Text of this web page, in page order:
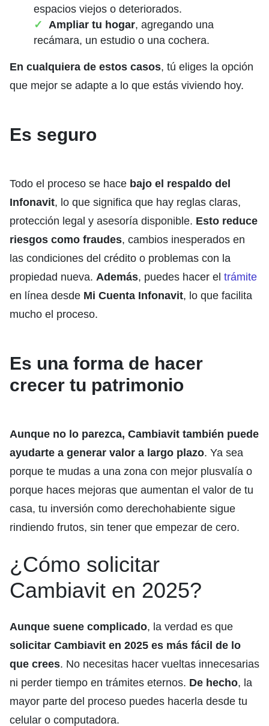
espacios viejos o deteriorados.
Ampliar tu hogar, agregando una
recámara, un estudio o una cochera.
En cualquiera de estos casos, tú eliges la opción
que mejor se adapte a lo que estás viviendo hoy.
Es seguro
Todo el proceso se hace bajo el respaldo del
Infonavit, lo que significa que hay reglas claras,
protección legal y asesoría disponible. Esto reduce
riesgos como fraudes, cambios inesperados en
las condiciones del crédito o problemas con la
propiedad nueva. Además, puedes hacer el trámite
en línea desde Mi Cuenta Infonavit, lo que facilita
mucho el proceso.
Es una forma de hacer
crecer tu patrimonio
Aunque no lo parezca, Cambiavit también puede
ayudarte a generar valor a largo plazo. Ya sea
porque te mudas a una zona con mejor plusvalía o
porque haces mejoras que aumentan el valor de tu
casa, tu inversión como derechohabiente sigue
rindiendo frutos, sin tener que empezar de cero.
¿Cómo solicitar
Cambiavit en 2025?
Aunque suene complicado, la verdad es que
solicitar Cambiavit en 2025 es más fácil de lo
que crees. No necesitas hacer vueltas innecesarias
ni perder tiempo en trámites eternos. De hecho, la
mayor parte del proceso puedes hacerla desde tu
celular o computadora.